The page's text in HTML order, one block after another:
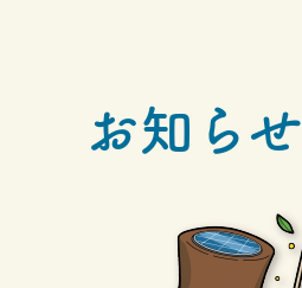
お知らせ